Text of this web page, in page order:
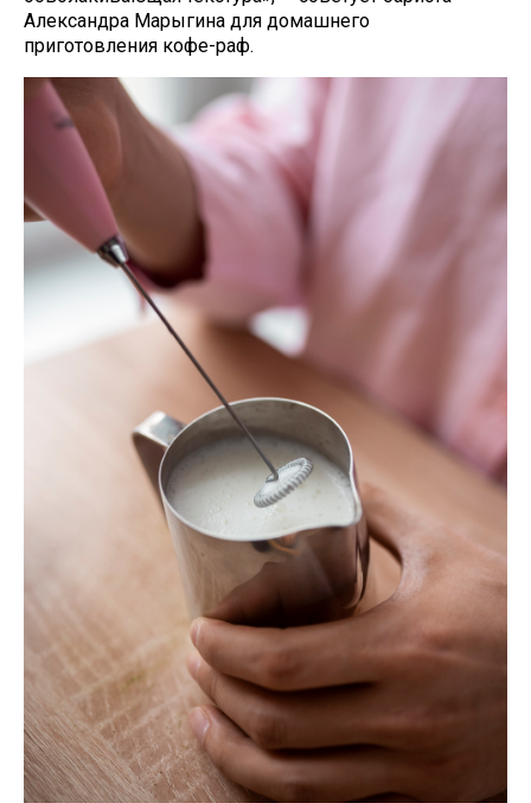
Александра Марыгина для домашнего
приготовления кофе-раф.